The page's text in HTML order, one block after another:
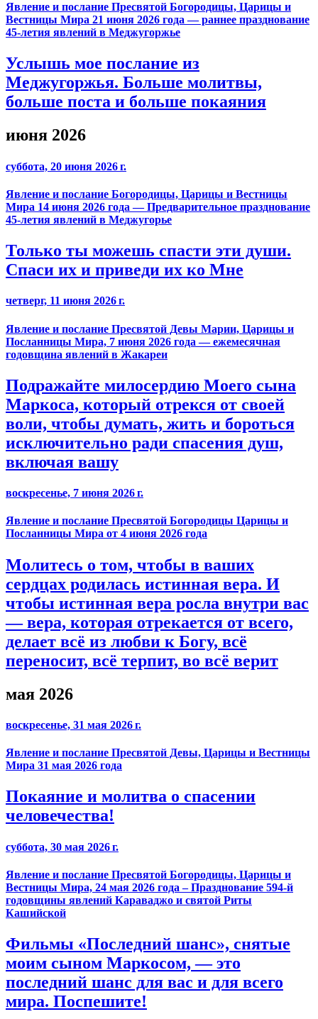
Явление и послание Пресвятой Богородицы, Царицы и
Вестницы Мира 21 июня 2026 года — раннее празднование
45-летия явлений в Меджугоржье
Услышь мое послание из
Меджугоржья. Больше молитвы,
больше поста и больше покаяния
июня 2026
суббота, 20 июня 2026 г.
Явление и послание Богородицы, Царицы и Вестницы
Мира 14 июня 2026 года — Предварительное празднование
45-летия явлений в Меджугорье
Только ты можешь спасти эти души.
Спаси их и приведи их ко Мне
четверг, 11 июня 2026 г.
Явление и послание Пресвятой Девы Марии, Царицы и
Посланницы Мира, 7 июня 2026 года — ежемесячная
годовщина явлений в Жакареи
Подражайте милосердию Моего сына
Маркоса, который отрекся от своей
воли, чтобы думать, жить и бороться
исключительно ради спасения душ,
включая вашу
воскресенье, 7 июня 2026 г.
Явление и послание Пресвятой Богородицы Царицы и
Посланницы Мира от 4 июня 2026 года
Молитесь о том, чтобы в ваших
сердцах родилась истинная вера. И
чтобы истинная вера росла внутри вас
— вера, которая отрекается от всего,
делает всё из любви к Богу, всё
переносит, всё терпит, во всё верит
мая 2026
воскресенье, 31 мая 2026 г.
Явление и послание Пресвятой Девы, Царицы и Вестницы
Мира 31 мая 2026 года
Покаяние и молитва о спасении
человечества!
суббота, 30 мая 2026 г.
Явление и послание Пресвятой Богородицы, Царицы и
Вестницы Мира, 24 мая 2026 года – Празднование 594-й
годовщины явлений Караваджо и святой Риты
Кашийской
Фильмы «Последний шанс», снятые
моим сыном Маркосом, — это
последний шанс для вас и для всего
мира. Поспешите!